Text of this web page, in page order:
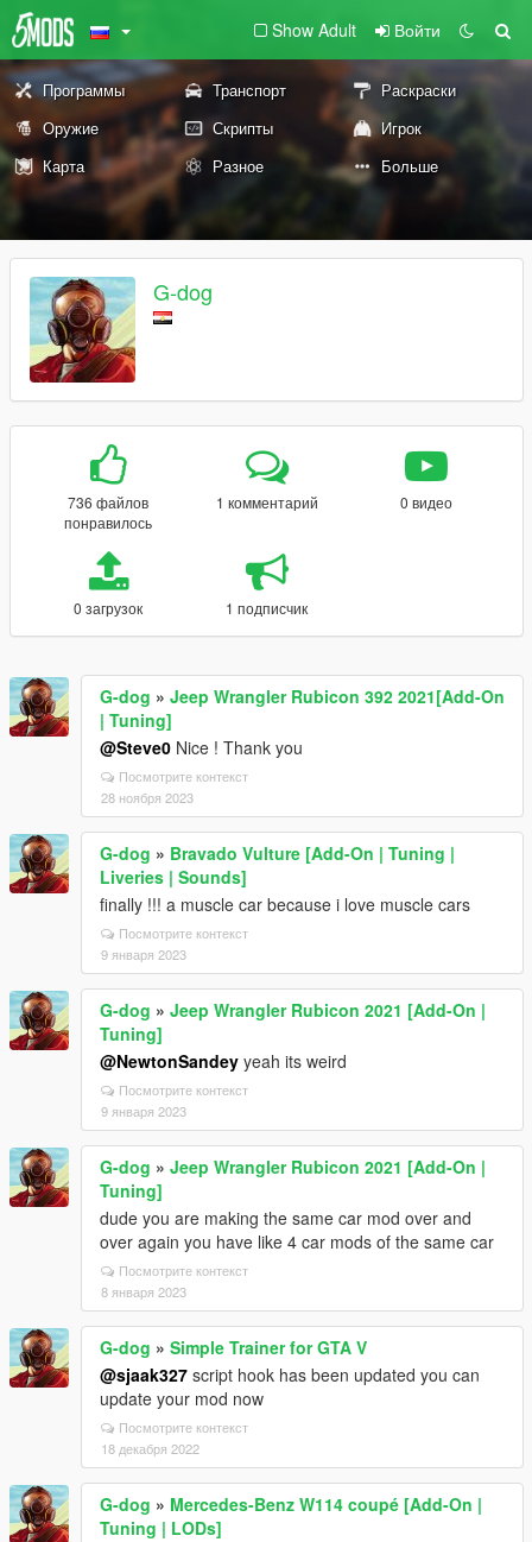
Show Adult Войти
Программы Транспорт
Раскраски
Оружие
Скрипты
Игрок
Карта
Разное Больше
G-dog
736 файлов
понравилось
1 комментарий 0 видео
0 загрузок 1 подписчик
G-dog » Jeep Wrangler Rubicon 392 2021[Add-On
| Tuning]
@Steve0 Nice ! Thank you
Посмотрите контекст
28 ноября 2023
G-dog » Bravado Vulture [Add-On | Tuning |
Liveries | Sounds]
finally !!! a muscle car because i love muscle cars
Посмотрите контекст
9 января 2023
G-dog » Jeep Wrangler Rubicon 2021 [Add-On |
Tuning]
@NewtonSandey yeah its weird
Посмотрите контекст
9 января 2023
G-dog » Jeep Wrangler Rubicon 2021 [Add-On |
Tuning]
dude you are making the same car mod over and
over again you have like 4 car mods of the same car
Посмотрите контекст
8 января 2023
G-dog » Simple Trainer for GTA V
@sjaak327 script hook has been updated you can
update your mod now
Посмотрите контекст
18 декабря 2022
G-dog » Mercedes-Benz W114 coupé [Add-On |
Tuning | LODs]